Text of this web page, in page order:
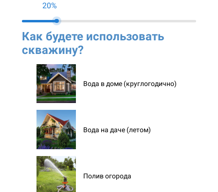
20%
Как будете использовать
скважину?
Вода в доме (круглогодично)
Вода на даче (летом)
Полив огорода